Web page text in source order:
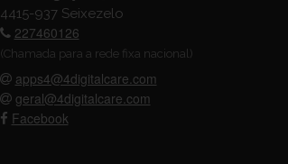
4415-937 Seixezelo
227460126
(Chamada para a rede fixa nacional)
apps4@4digitalcare.com
geral@4digitalcare.com
Facebook